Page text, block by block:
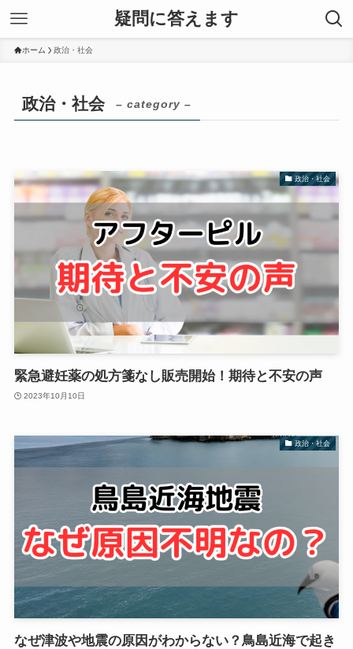
疑問に答えます
ホーム 政治・社会
政治・社会 – category –
政治・社会
緊急避妊薬の処方箋なし販売開始！期待と不安の声
2023年10月10日
政治・社会
なぜ津波や地震の原因がわからない？鳥島近海で起き